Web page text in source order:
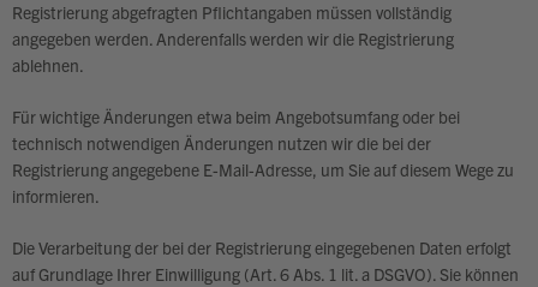
Registrierung abgefragten Pflichtangaben müssen vollständig
angegeben werden. Anderenfalls werden wir die Registrierung
ablehnen.
Für wichtige Änderungen etwa beim Angebotsumfang oder bei
technisch notwendigen Änderungen nutzen wir die bei der
Registrierung angegebene E-Mail-Adresse, um Sie auf diesem Wege zu
informieren.
Die Verarbeitung der bei der Registrierung eingegebenen Daten erfolgt
auf Grundlage Ihrer Einwilligung (Art. 6 Abs. 1 lit. a DSGVO). Sie können